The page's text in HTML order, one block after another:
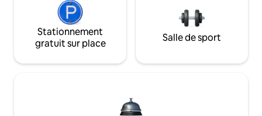
Stationnement
gratuit sur place
Salle de sport